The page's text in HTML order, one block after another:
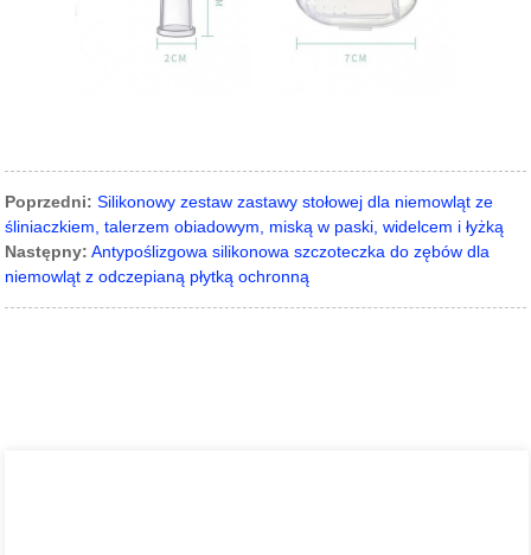
Poprzedni: Silikonowy zestaw zastawy stołowej dla niemowląt ze
śliniaczkiem, talerzem obiadowym, miską w paski, widelcem i łyżką
Następny: Antypoślizgowa silikonowa szczoteczka do zębów dla
niemowląt z odczepianą płytką ochronną